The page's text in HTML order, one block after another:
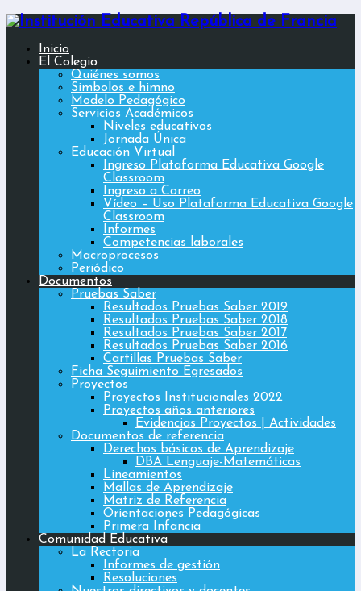
Inicio
El Colegio
Quiénes somos
Simbolos e himno
Modelo Pedagógico
Servicios Académicos
Niveles educativos
Jornada Única
Educación Virtual
Ingreso Plataforma Educativa Google
Classroom
Ingreso a Correo
Vídeo – Uso Plataforma Educativa Google
Classroom
Informes
Competencias laborales
Macroprocesos
Periódico
Documentos
Pruebas Saber
Resultados Pruebas Saber 2019
Resultados Pruebas Saber 2018
Resultados Pruebas Saber 2017
Resultados Pruebas Saber 2016
Cartillas Pruebas Saber
Ficha Seguimiento Egresados
Proyectos
Proyectos Institucionales 2022
Proyectos años anteriores
Evidencias Proyectos | Actividades
Documentos de referencia
Derechos básicos de Aprendizaje
DBA Lenguaje-Matemáticas
Lineamientos
Mallas de Aprendizaje
Matriz de Referencia
Orientaciones Pedagógicas
Primera Infancia
Comunidad Educativa
La Rectoria
Informes de gestión
Resoluciones